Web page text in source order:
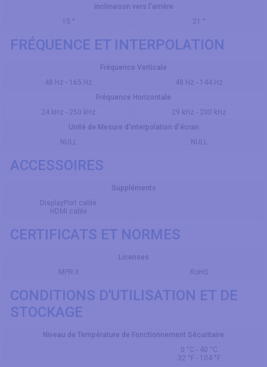
Inclinaison vers l'arrière
15 °
21 °
FRÉQUENCE ET INTERPOLATION
Fréquence Verticale
48 Hz - 165 Hz
48 Hz - 144 Hz
Fréquence Horizontale
24 kHz - 250 kHz
29 kHz - 200 kHz
Unité de Mesure d'interpolation d'écran
NULL
NULL
ACCESSOIRES
Suppléments
DisplayPort cable
HDMI cable
CERTIFICATS ET NORMES
Licenses
MPR II
RoHS
CONDITIONS D'UTILISATION ET DE
STOCKAGE
Niveau de Température de Fonctionnement Sécuritaire
0 °C - 40 °C
32 °F - 104 °F